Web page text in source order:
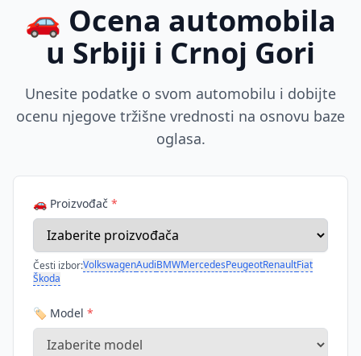
🚗 Ocena automobila
u Srbiji i Crnoj Gori
Unesite podatke o svom automobilu i dobijte
ocenu njegove tržišne vrednosti na osnovu baze
oglasa.
🚗 Proizvođač *
Česti izbor:VolkswagenAudiBMWMercedesPeugeotRenaultFiat
Škoda
🏷️ Model *